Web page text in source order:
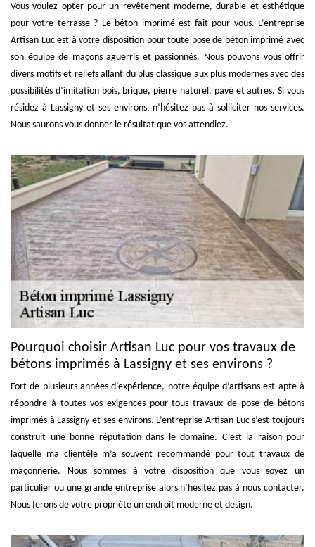
Vous voulez opter pour un revêtement moderne, durable et esthétique
pour votre terrasse ? Le béton imprimé est fait pour vous. L’entreprise
Artisan Luc est à votre disposition pour toute pose de béton imprimé avec
son équipe de maçons aguerris et passionnés. Nous pouvons vous offrir
divers motifs et reliefs allant du plus classique aux plus modernes avec des
possibilités d’imitation bois, brique, pierre naturel, pavé et autres. Si vous
résidez à Lassigny et ses environs, n’hésitez pas à solliciter nos services.
Nous saurons vous donner le résultat que vos attendiez.
Pourquoi choisir Artisan Luc pour vos travaux de
bétons imprimés à Lassigny et ses environs ?
Fort de plusieurs années d’expérience, notre équipe d’artisans est apte à
répondre à toutes vos exigences pour tous travaux de pose de bétons
imprimés à Lassigny et ses environs. L’entreprise Artisan Luc s’est toujours
construit une bonne réputation dans le domaine. C’est la raison pour
laquelle ma clientèle m’a souvent recommandé pour tout travaux de
maçonnerie. Nous sommes à votre disposition que vous soyez un
particulier ou une grande entreprise alors n’hésitez pas à nous contacter.
Nous ferons de votre propriété un endroit moderne et design.